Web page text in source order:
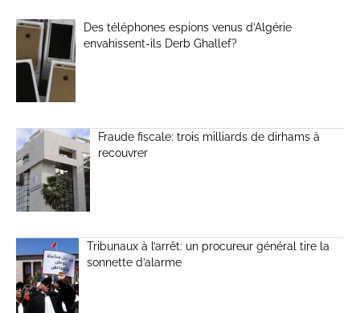
Des téléphones espions venus d’Algérie
envahissent-ils Derb Ghallef?
Fraude fiscale: trois milliards de dirhams à
recouvrer
Tribunaux à l’arrêt: un procureur général tire la
sonnette d’alarme